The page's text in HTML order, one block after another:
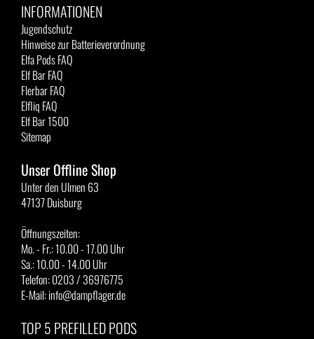
INFORMATIONEN
Jugendschutz
Hinweise zur Batterieverordnung
Elfa Pods FAQ
Elf Bar FAQ
Flerbar FAQ
Elfliq FAQ
Elf Bar 1500
Sitemap
Unser Offline Shop
Unter den Ulmen 63
47137 Duisburg
Öffnungszeiten:
Mo. - Fr.: 10.00 - 17.00 Uhr
Sa.: 10.00 - 14.00 Uhr
Telefon: 0203 / 36976775
E-Mail: info@dampflager.de
TOP 5 PREFILLED PODS